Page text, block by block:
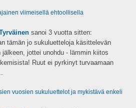
viimeisellä ehtoollisella
sanoi 3 vuotta sitten:
tämän jo sukuluetteloja käsittelevän
jälkeen, jottei unohdu - lämmin kiitos
Ruut ei pyrkinyt turvaamaan
vuosien sukuluettelot ja mykistävä enkeli